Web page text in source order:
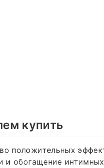
купить
положительных
и обогащение